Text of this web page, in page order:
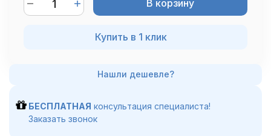
В корзину
Купить в 1 клик
БЕСПЛАТНАЯ консультация специалиста!
Заказать звонок